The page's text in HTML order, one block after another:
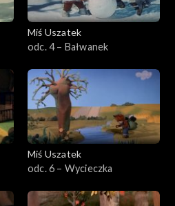
Miś Uszatek
odc. 4 – Bałwanek
Miś Uszatek
odc. 6 – Wycieczka